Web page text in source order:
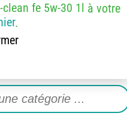
clean fe 5w-30 1l à votre
.